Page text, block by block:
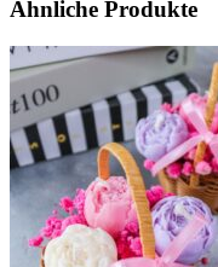
Ähnliche Produkte